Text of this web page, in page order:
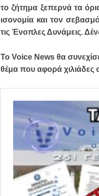
το ζήτημα ξεπερνά τα
ισονομία και τον
τις Ένοπλες Δυνάμεις.
Το Voice News θα
θέμα που αφορά χιλιάδες